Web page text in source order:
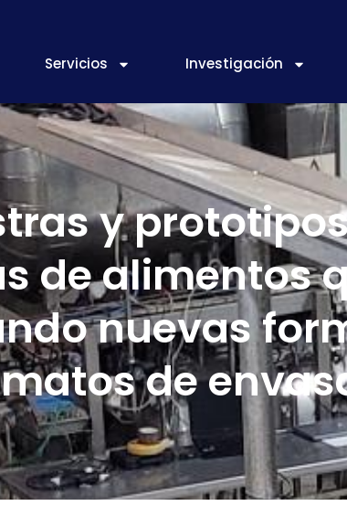
Servicios Investigación
y
de alimentos
nuevas
de